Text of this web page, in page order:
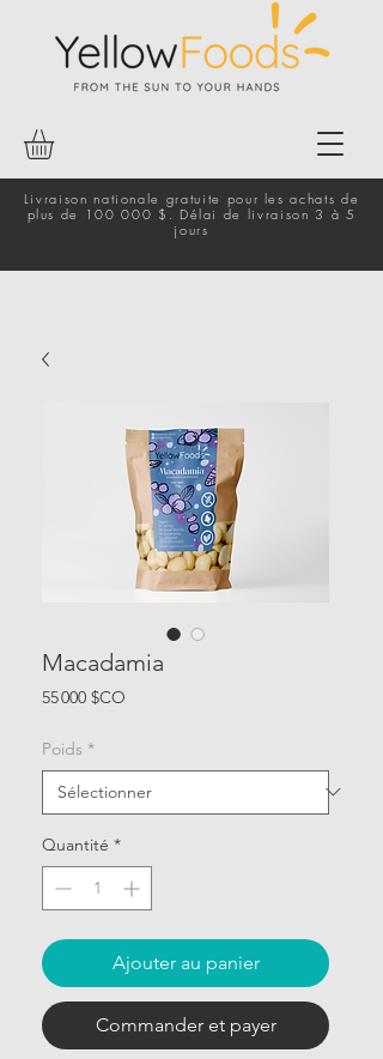
Livraison nationale gratuite pour les achats de
plus de 100 000 $. Délai de livraison 3 à 5
jours
Macadamia
55 000 $CO
Poids *
Quantité *
Ajouter au panier
Commander et payer